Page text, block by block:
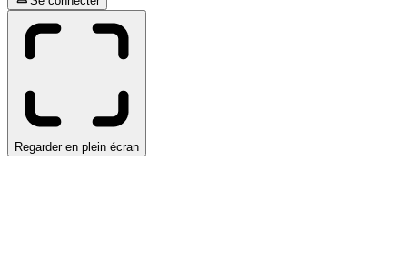
Regarder en plein écran